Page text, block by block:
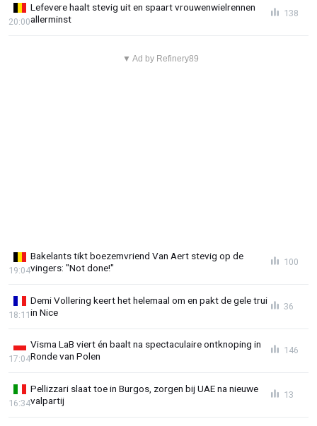
Lefevere haalt stevig uit en spaart vrouwenwielrennen
allerminst
20:00
138
▼ Ad by Refinery89
Bakelants tikt boezemvriend Van Aert stevig op de
vingers: "Not done!"
19:04
100
Demi Vollering keert het helemaal om en pakt de gele trui
in Nice
18:11
36
Visma LaB viert én baalt na spectaculaire ontknoping in
Ronde van Polen
17:04
146
Pellizzari slaat toe in Burgos, zorgen bij UAE na nieuwe
valpartij
16:34
13